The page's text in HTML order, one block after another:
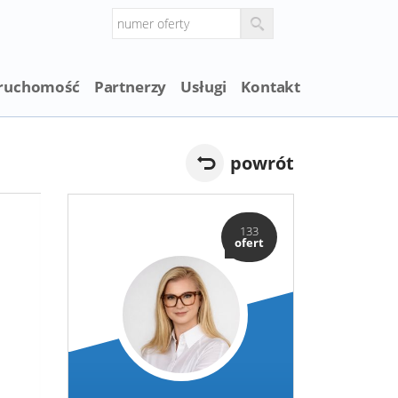
Partnerzy Usługi Kontakt
powrót
133
ofert